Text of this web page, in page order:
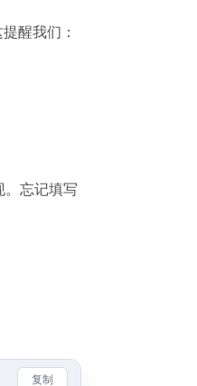
醒我们：
忘记填写
复制